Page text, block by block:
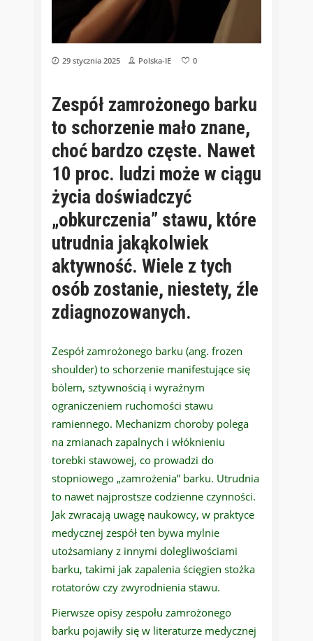
29 stycznia 2025 Polska-IE 0
Zespół zamrożonego barku
to schorzenie mało znane,
choć bardzo częste. Nawet
10 proc. ludzi może w ciągu
życia doświadczyć
„obkurczenia” stawu, które
utrudnia jakąkolwiek
aktywność. Wiele z tych
osób zostanie, niestety, źle
zdiagnozowanych.
Zespół zamrożonego barku (ang. frozen
shoulder) to schorzenie manifestujące się
bólem, sztywnością i wyraźnym
ograniczeniem ruchomości stawu
ramiennego. Mechanizm choroby polega
na zmianach zapalnych i włóknieniu
torebki stawowej, co prowadzi do
stopniowego „zamrożenia” barku. Utrudnia
to nawet najprostsze codzienne czynności.
Jak zwracają uwagę naukowcy, w praktyce
medycznej zespół ten bywa mylnie
utożsamiany z innymi dolegliwościami
barku, takimi jak zapalenia ścięgien stożka
rotatorów czy zwyrodnienia stawu.
Pierwsze opisy zespołu zamrożonego
barku pojawiły się w literaturze medycznej